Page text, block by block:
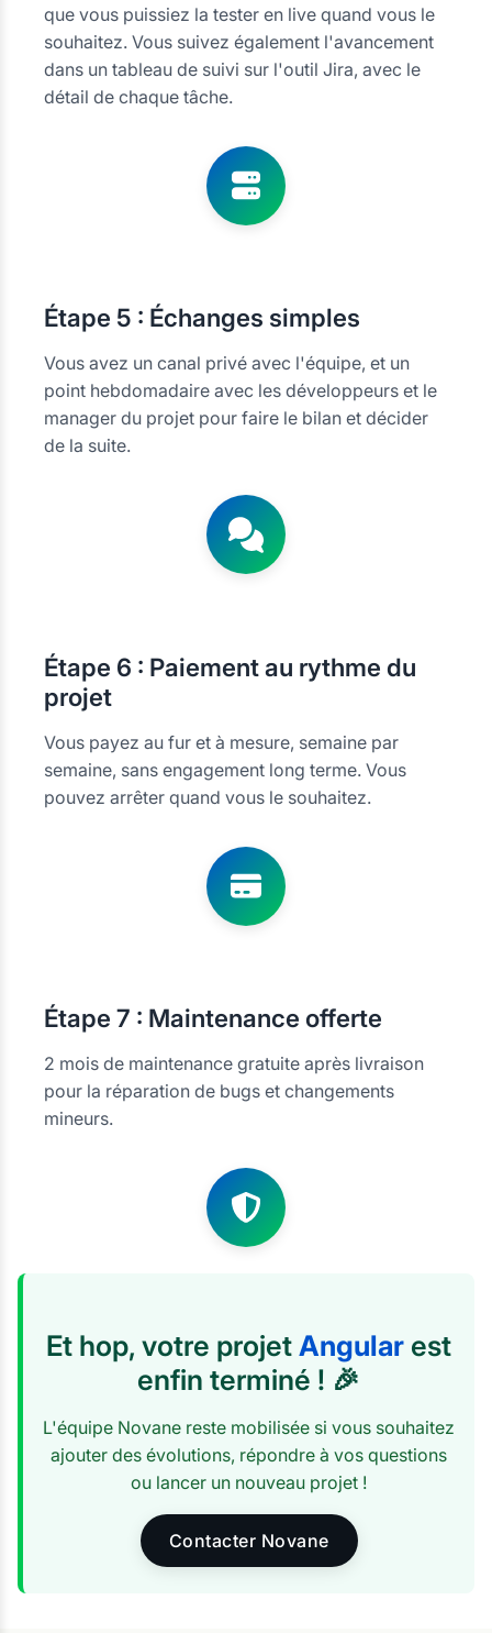
que vous puissiez la tester en live quand vous le
souhaitez. Vous suivez également l'avancement
dans un tableau de suivi sur l'outil Jira, avec le
détail de chaque tâche.
Étape 5 : Échanges simples
Vous avez un canal privé avec l'équipe, et un
point hebdomadaire avec les développeurs et le
manager du projet pour faire le bilan et décider
de la suite.
Étape 6 : Paiement au rythme du
projet
Vous payez au fur et à mesure, semaine par
semaine, sans engagement long terme. Vous
pouvez arrêter quand vous le souhaitez.
Étape 7 : Maintenance offerte
2 mois de maintenance gratuite après livraison
pour la réparation de bugs et changements
mineurs.
Et hop, votre projetAngular est
enfin terminé ! 🎉
L'équipe Novane reste mobilisée si vous souhaitez
ajouter des évolutions, répondre à vos questions
ou lancer un nouveau projet !
Contacter Novane